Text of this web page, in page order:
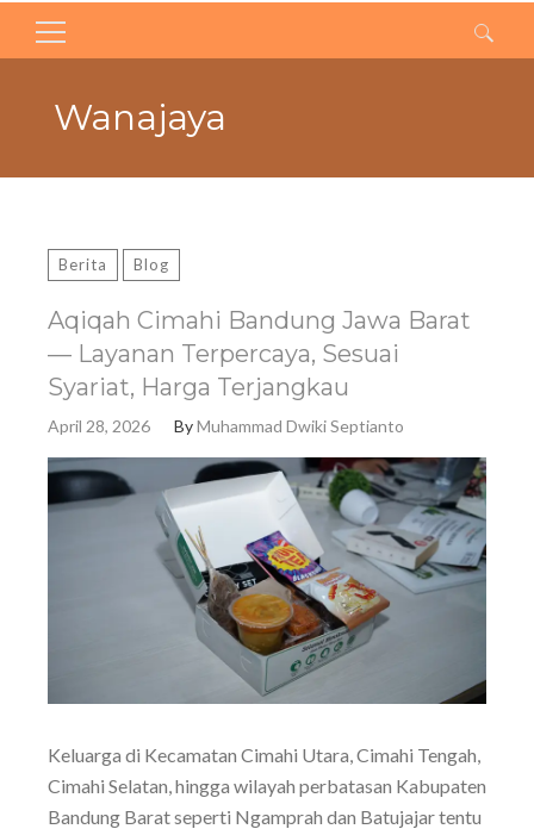
Search
for:Wanajaya
Berita Blog
Aqiqah Cimahi Bandung Jawa Barat
— Layanan Terpercaya, Sesuai
Syariat, Harga Terjangkau
April 28, 2026 ByMuhammad Dwiki Septianto
Keluarga di Kecamatan Cimahi Utara, Cimahi Tengah,
Cimahi Selatan, hingga wilayah perbatasan Kabupaten
Bandung Barat seperti Ngamprah dan Batujajar tentu